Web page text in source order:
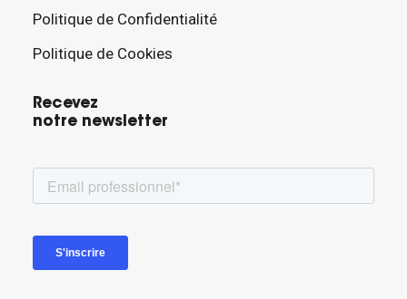
Politique de Confidentialité
Politique de Cookies
Recevez
notre newsletter